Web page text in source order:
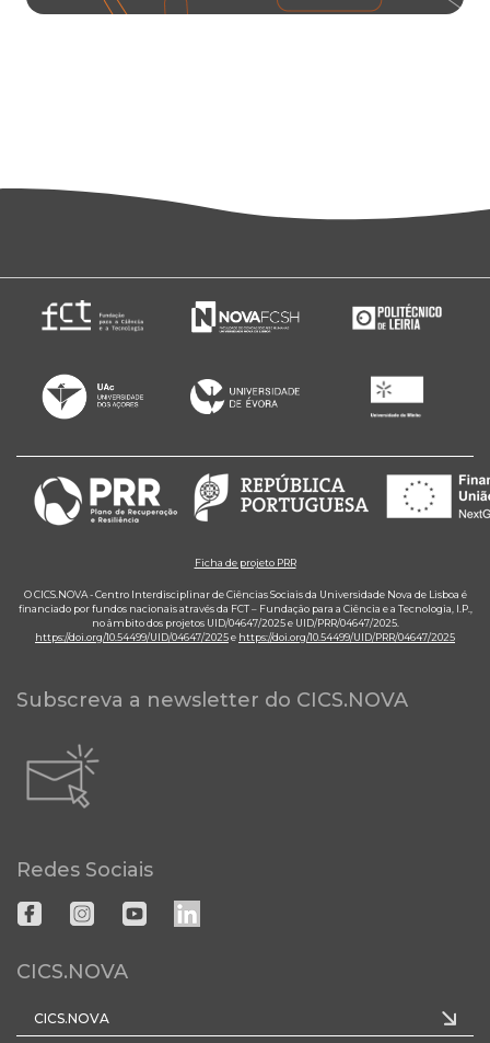
Ficha de projeto PRR
O CICS.NOVA - Centro Interdisciplinar de Ciências Sociais da Universidade Nova de Lisboa é
financiado por fundos nacionais através da FCT – Fundação para a Ciência e a Tecnologia, I.P.,
no âmbito dos projetos UID/04647/2025 e UID/PRR/04647/2025.
https://doi.org/10.54499/UID/04647/2025e https://doi.org/10.54499/UID/PRR/04647/2025
Subscreva a newsletter do CICS.NOVA
Redes Sociais
CICS.NOVA
CICS.NOVA